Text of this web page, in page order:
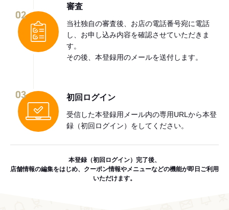
02
審査
当社独自の審査後、お店の電話番号宛に電話
し、お申し込み内容を確認させていただきま
す。
その後、本登録用のメールを送付します。
03 初回ログイン
受信した本登録用メール内の専用URLから本登
録（初回ログイン）をしてください。
本登録（初回ログイン）完了後、
店舗情報の編集をはじめ、クーポン情報やメニューなどの機能が即日ご利用
いただけます。